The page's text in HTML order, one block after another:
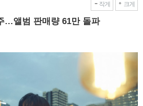
작게 크게
…앨범 판매량 61만 돌파